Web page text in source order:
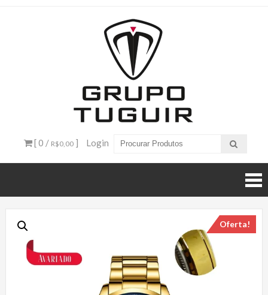
– Grupo
Tuguir
[ 0 / R$0,00 ] Login
Oferta!